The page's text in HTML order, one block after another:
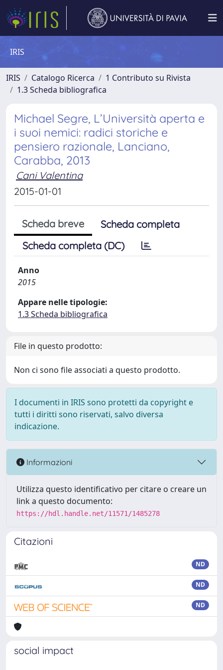
IRIS
IRIS Catalogo Ricerca
1 Contributo su Rivista
1.3 Scheda bibliografica
Michael Segre, L’Università aperta e
i suoi nemici: radici storiche e
pensiero razionale, Lanciano,
Carabba, 2013
Cani Valentina
2015-01-01
Scheda breve
Scheda completa
Scheda completa (DC)
Anno
2015
Appare nelle tipologie:
1.3 Scheda bibliografica
File in questo prodotto:
Non ci sono file associati a questo prodotto.
I documenti in IRIS sono protetti da copyright e
tutti i diritti sono riservati, salvo diversa
indicazione.
Informazioni
Utilizza questo identificativo per citare o creare un
link a questo documento:
https://hdl.handle.net/11571/1485278
Citazioni
ND
ND
ND
social impact